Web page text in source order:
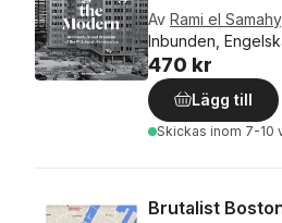
Av Rami el Samahy,
Inbunden,
470 kr
Lägg till
Skickas inom 7-10
Brutalist